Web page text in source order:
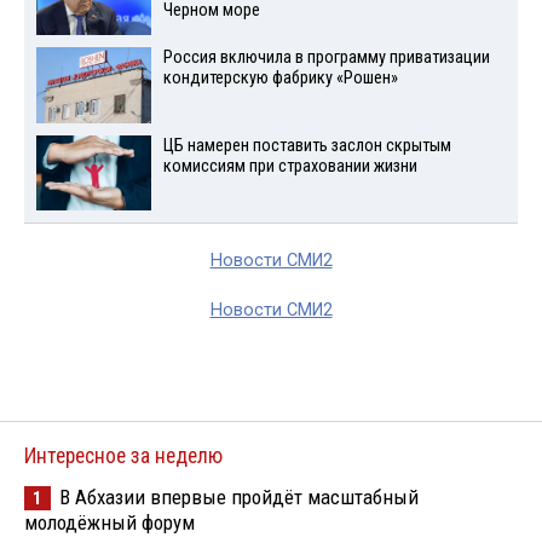
Черном море
Россия включила в программу приватизации
кондитерскую фабрику «Рошен»
ЦБ намерен поставить заслон скрытым
комиссиям при страховании жизни
Новости СМИ2
Новости СМИ2
Интересное за неделю
1
В Абхазии впервые пройдёт масштабный
молодёжный форум